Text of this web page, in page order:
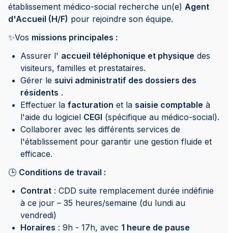
établissement médico-social recherche un(e) Agent
d'Accueil (H/F) pour rejoindre son équipe.
✨Vos missions principales :
Assurer l' accueil téléphonique et physique des
visiteurs, familles et prestataires.
Gérer le suivi administratif des dossiers des
résidents .
Effectuer la facturation et la saisie comptable à
l'aide du logiciel CEGI (spécifique au médico-social).
Collaborer avec les différents services de
l'établissement pour garantir une gestion fluide et
efficace.
🕒 Conditions de travail :
Contrat : CDD suite remplacement durée indéfinie
à ce jour – 35 heures/semaine (du lundi au
vendredi)
Horaires : 9h - 17h, avec 1 heure de pause